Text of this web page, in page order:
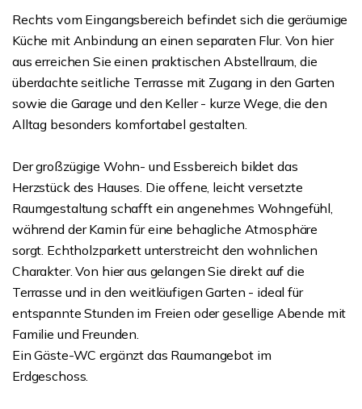
Rechts vom Eingangsbereich befindet sich die geräumige
Küche mit Anbindung an einen separaten Flur. Von hier
aus erreichen Sie einen praktischen Abstellraum, die
überdachte seitliche Terrasse mit Zugang in den Garten
sowie die Garage und den Keller - kurze Wege, die den
Alltag besonders komfortabel gestalten.
Der großzügige Wohn- und Essbereich bildet das
Herzstück des Hauses. Die offene, leicht versetzte
Raumgestaltung schafft ein angenehmes Wohngefühl,
während der Kamin für eine behagliche Atmosphäre
sorgt. Echtholzparkett unterstreicht den wohnlichen
Charakter. Von hier aus gelangen Sie direkt auf die
Terrasse und in den weitläufigen Garten - ideal für
entspannte Stunden im Freien oder gesellige Abende mit
Familie und Freunden.
Ein Gäste-WC ergänzt das Raumangebot im
Erdgeschoss.